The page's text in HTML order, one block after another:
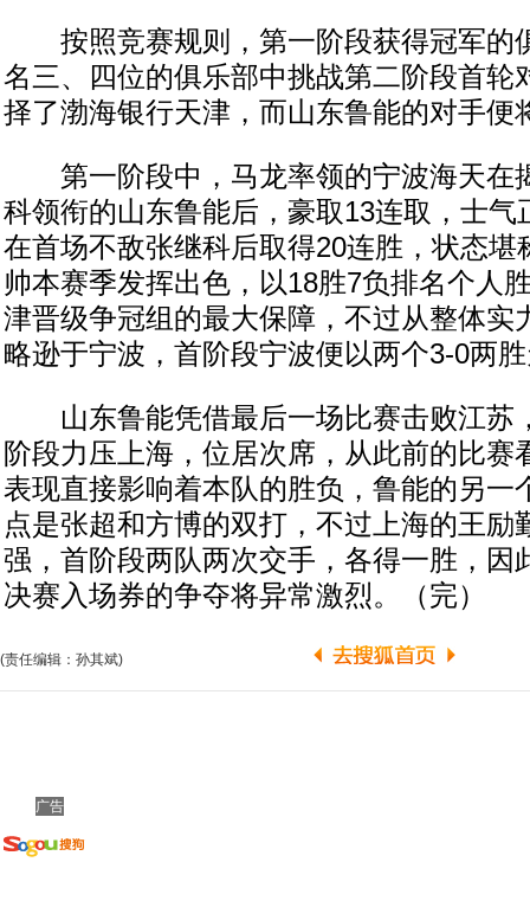
按照竞赛规则，第一阶段获得冠军的
名三、四位的俱乐部中挑战第二阶段首轮
择了渤海银行天津，而山东鲁能的对手便
第一阶段中，马龙率领的宁波海天在
科领衔的山东鲁能后，豪取13连取，士气
在首场不敌张继科后取得20连胜，状态堪
帅本赛季发挥出色，以18胜7负排名个人
津晋级争冠组的最大保障，不过从整体实
略逊于宁波，首阶段宁波便以两个3-0两
山东鲁能凭借最后一场比赛击败江苏
阶段力压上海，位居次席，从此前的比赛
表现直接影响着本队的胜负，鲁能的另一
点是张超和方博的双打，不过上海的王励
强，首阶段两队两次交手，各得一胜，因
决赛入场券的争夺将异常激烈。（完）
(责任编辑：孙其斌)
广告